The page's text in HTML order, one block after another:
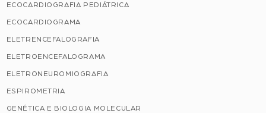
ECOCARDIOGRAFIA PEDIÁTRICA
ECOCARDIOGRAMA
ELETRENCEFALOGRAFIA
ELETROENCEFALOGRAMA
ELETRONEUROMIOGRAFIA
ESPIROMETRIA
GENÉTICA E BIOLOGIA MOLECULAR